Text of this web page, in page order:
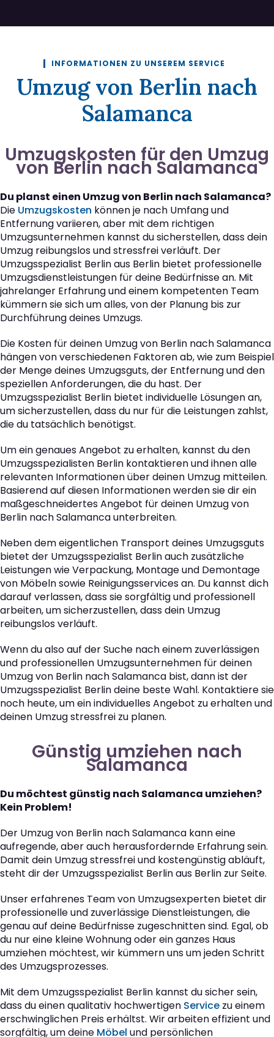
INFORMATIONEN ZU UNSEREM SERVICE
Umzug von Berlin nach
Salamanca
Umzugskosten für den Umzug
von Berlin nach Salamanca
Du planst einen Umzug von Berlin nach Salamanca?
Die Umzugskosten können je nach Umfang und
Entfernung variieren, aber mit dem richtigen
Umzugsunternehmen kannst du sicherstellen, dass dein
Umzug reibungslos und stressfrei verläuft. Der
Umzugsspezialist Berlin aus Berlin bietet professionelle
Umzugsdienstleistungen für deine Bedürfnisse an. Mit
jahrelanger Erfahrung und einem kompetenten Team
kümmern sie sich um alles, von der Planung bis zur
Durchführung deines Umzugs.
Die Kosten für deinen Umzug von Berlin nach Salamanca
hängen von verschiedenen Faktoren ab, wie zum Beispiel
der Menge deines Umzugsguts, der Entfernung und den
speziellen Anforderungen, die du hast. Der
Umzugsspezialist Berlin bietet individuelle Lösungen an,
um sicherzustellen, dass du nur für die Leistungen zahlst,
die du tatsächlich benötigst.
Um ein genaues Angebot zu erhalten, kannst du den
Umzugsspezialisten Berlin kontaktieren und ihnen alle
relevanten Informationen über deinen Umzug mitteilen.
Basierend auf diesen Informationen werden sie dir ein
maßgeschneidertes Angebot für deinen Umzug von
Berlin nach Salamanca unterbreiten.
Neben dem eigentlichen Transport deines Umzugsguts
bietet der Umzugsspezialist Berlin auch zusätzliche
Leistungen wie Verpackung, Montage und Demontage
von Möbeln sowie Reinigungsservices an. Du kannst dich
darauf verlassen, dass sie sorgfältig und professionell
arbeiten, um sicherzustellen, dass dein Umzug
reibungslos verläuft.
Wenn du also auf der Suche nach einem zuverlässigen
und professionellen Umzugsunternehmen für deinen
Umzug von Berlin nach Salamanca bist, dann ist der
Umzugsspezialist Berlin deine beste Wahl. Kontaktiere sie
noch heute, um ein individuelles Angebot zu erhalten und
deinen Umzug stressfrei zu planen.
Günstig umziehen nach
Salamanca
Du möchtest günstig nach Salamanca umziehen?
Kein Problem!
Der Umzug von Berlin nach Salamanca kann eine
aufregende, aber auch herausfordernde Erfahrung sein.
Damit dein Umzug stressfrei und kostengünstig abläuft,
steht dir der Umzugsspezialist Berlin aus Berlin zur Seite.
Unser erfahrenes Team von Umzugsexperten bietet dir
professionelle und zuverlässige Dienstleistungen, die
genau auf deine Bedürfnisse zugeschnitten sind. Egal, ob
du nur eine kleine Wohnung oder ein ganzes Haus
umziehen möchtest, wir kümmern uns um jeden Schritt
des Umzugsprozesses.
Mit dem Umzugsspezialist Berlin kannst du sicher sein,
dass du einen qualitativ hochwertigen Service zu einem
erschwinglichen Preis erhältst. Wir arbeiten effizient und
sorgfältig, um deine Möbel und persönlichen